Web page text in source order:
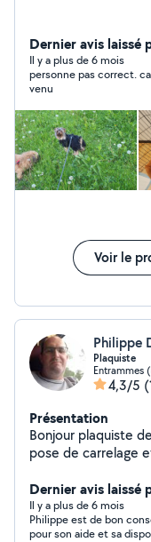
Dernier avis laissé
Il y a plus de 6 mois
personne pas correct.
venu
Voir le
Philippe
Plaquiste
Entrammes
4,3/5
Présentation
Bonjour plaquiste
pose de carrelage et
et propre
Dernier avis laissé
Il y a plus de 6 mois
Philippe est de bon
pour son aide et sa